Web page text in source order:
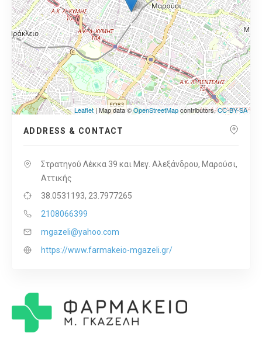
Leaflet | Map data ©OpenStreetMapcontributors,CC-BY-SA
ADDRESS & CONTACT
Στρατηγού Λέκκα 39 και Μεγ. Αλεξάνδρου, Μαρούσι,
Αττικής
38.0531193, 23.7977265
2108066399
mgazeli@yahoo.com
https://www.farmakeio-mgazeli.gr/